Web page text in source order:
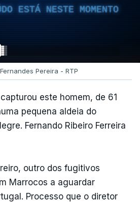
ESTÁ NESTE MOMENTO
Pereira - RTP
este homem, de 61
pequena aldeia do
Fernando Ribeiro Ferreira
outro dos fugitivos
Marrocos a aguardar
Processo que o diretor